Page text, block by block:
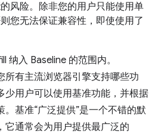
风险。除非您的用户只能使用单
您无法保证兼容性，即使使用了
纳入 Baseline 的范围内。
所有主流浏览器引擎支持哪些功
少用户可以使用基准功能，并根据
基准“广泛提供”是一个不错的默
它通常会为用户提供最广泛的